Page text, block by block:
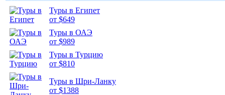
Туры в Египет
от $649
Туры в ОАЭ
от $989
Туры в Турцию
от $810
Туры в Шри-Ланку
от $1388